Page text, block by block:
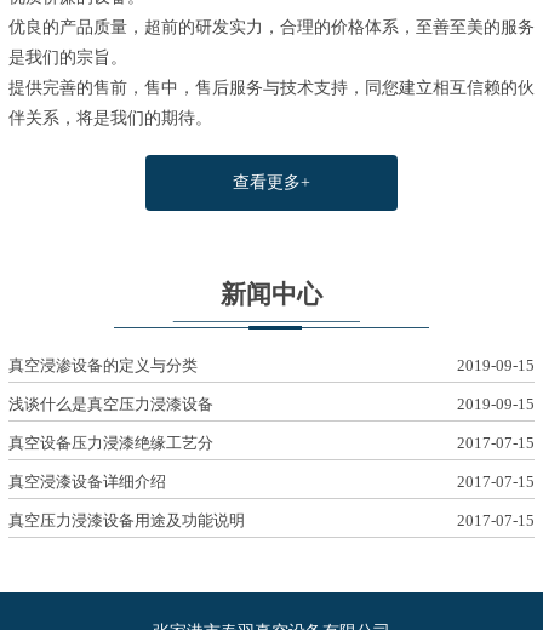
优良的产品质量，超前的研发实力，合理的价格体系，至善至美的服务
是我们的宗旨。
提供完善的售前，售中，售后服务与技术支持，同您建立相互信赖的伙
伴关系，将是我们的期待。
查看更多+
新闻中心
真空浸渗设备的定义与分类 2019-09-15
浅谈什么是真空压力浸漆设备 2019-09-15
真空设备压力浸漆绝缘工艺分 2017-07-15
真空浸漆设备详细介绍 2017-07-15
真空压力浸漆设备用途及功能说明 2017-07-15